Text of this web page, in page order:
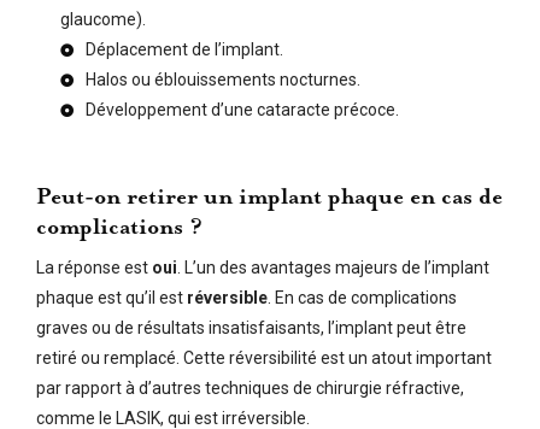
glaucome).
Déplacement de l’implant.
Halos ou éblouissements nocturnes.
Développement d’une cataracte précoce.
Peut-on retirer un implant phaque en cas de
complications ?
La réponse est oui . L’un des avantages majeurs de l’implant
phaque est qu’il est réversible . En cas de complications
graves ou de résultats insatisfaisants, l’implant peut être
retiré ou remplacé. Cette réversibilité est un atout important
par rapport à d’autres techniques de chirurgie réfractive,
comme le LASIK, qui est irréversible.